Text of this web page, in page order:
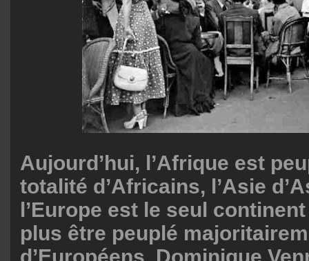
Aujourd’hui, l’Afrique est
totalité d’Africains, l’Asie
l’Europe est le seul
plus être peuplé
d’Européens. Dominique